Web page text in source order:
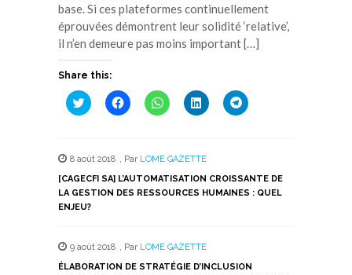
base. Si ces plateformes continuellement
éprouvées démontrent leur solidité ‘relative’,
il n’en demeure pas moins important […]
Share this:
Cliquez
pour
une
nouvelle
fenêtre)
Cliquez
pour
une
nouvelle
fenêtre)
Cliquez
pour
une
nouvelle
fenêtre)
Cliquez
pour
une
nouvelle
fenêtre)
Cliquez
pour
nouvelle
fenêtre)
8 août 2018 , Par LOME GAZETTE
[CAGECFI SA] L’AUTOMATISATION CROISSANTE DE
LA GESTION DES RESSOURCES HUMAINES : QUEL
ENJEU?
9 août 2018 , Par LOME GAZETTE
ÉLABORATION DE STRATÉGIE D’INCLUSION